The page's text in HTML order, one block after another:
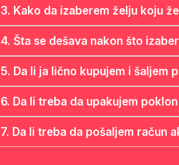
3. Kako da izaberem želju koju
4. Šta se dešava nakon što
5. Da li ja lično kupujem i šaljem
6. Da li treba da upakujem
7. Da li treba da pošaljem račun